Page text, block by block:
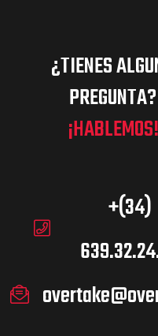
¿TIENES
PREGUNTA?
¡HABLEMOS!
+(34)